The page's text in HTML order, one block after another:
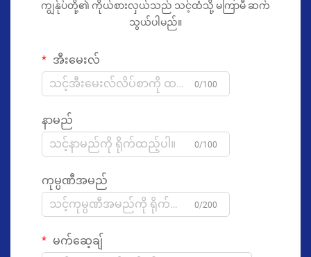
ကျွန်ုပ်တို့၏ ကိုယ်စားလှယ်သည် သင့်ထံသို့ မကြာမီ ဆက်
သွယ်ပါမည်။
အီးမေးလ်
0/100
နာမည်
0/100
ကုမ္ပဏီအမည်
0/200
မက်ဆေ့ချ်